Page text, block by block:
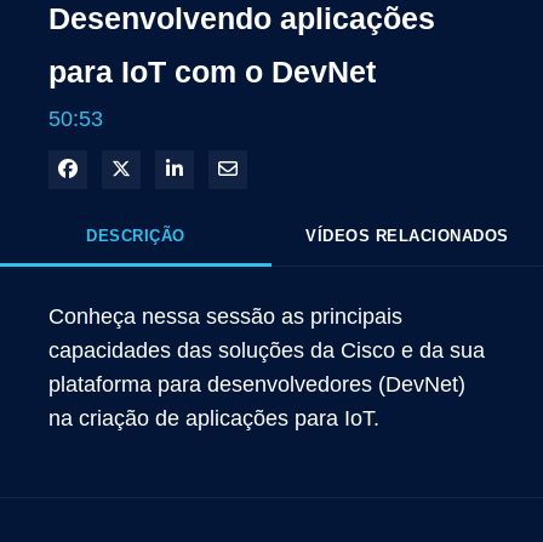
Desenvolvendo aplicações
para IoT com o DevNet
50:53
Compartilhar no Facebook
Compartilhar no X
Compartilhar no LinkedIn
Compartilhar por e-mail
DESCRIÇÃO VÍDEOS RELACIONADOS
Conheça nessa sessão as principais
capacidades das soluções da Cisco e da sua
plataforma para desenvolvedores (DevNet)
na criação de aplicações para IoT.